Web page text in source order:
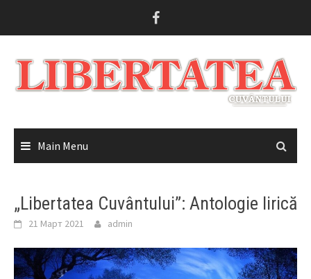
Main Menu
„Libertatea Cuvântului”: Antologie lirică
21 Март 2021 admin